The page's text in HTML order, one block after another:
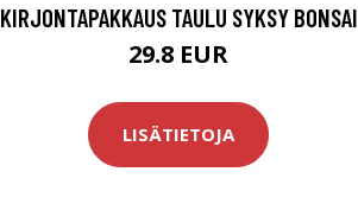
KIRJONTAPAKKAUS TAULU SYKSY BONSAI
29.8 EUR
LISÄTIETOJA